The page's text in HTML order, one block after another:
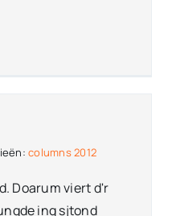
columns 2012
Doarum viert d'r
ing sjtond